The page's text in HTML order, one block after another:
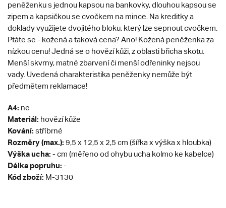
peněženku s jednou kapsou na bankovky, dlouhou kapsou se
zipem a kapsičkou se cvočkem na mince. Na kreditky a
doklady využijete dvojitého bloku, který lze sepnout cvočkem.
Ptáte se - kožená a taková cena? Ano! Kožená peněženka za
nízkou cenu! Jedná se o hovězí kůži, z oblasti břicha skotu.
Menší skvrny, matné zbarvení či menší odřeninky nejsou
vady. Uvedená charakteristika peněženky nemůže být
předmětem reklamace!
A4: ne
Materiál: hovězí kůže
Kování: stříbrné
Rozměry (max.): 9,5 x 12,5 x 2,5 cm (šířka x výška x hloubka)
Výška ucha: - cm (měřeno od ohybu ucha kolmo ke kabelce)
Délka popruhu: -
Kód zboží: M-3130